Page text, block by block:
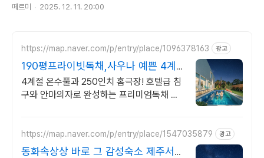
떼르미 2025. 12. 11. 20:00
https://map.naver.com/p/entry/place/1096378163 광고
190평프라이빗독채,사우나 예쁜 4계
절 온수수영장 힐링
4계절 온수풀과 250인치 홈극장! 호텔급 침
구와 안마의자로 완성하는 프리미엄독채 별
https://map.naver.com/p/entry/place/1547035879 광고
동화속상상 바로 그 감성숙소 제주서쪽